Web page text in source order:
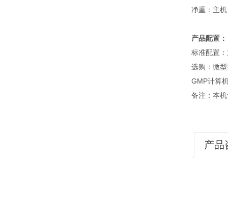
净重：主
产品配置：
标准配置
选购：微
GMP计算
备注：本
产品